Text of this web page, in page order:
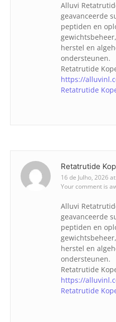
Alluvi
geavanceerde
peptiden en
herstel en
ondersteunen.
Retatrutide
https://
Retatrutide
Retatrutide
16 de Julho, 2026
Your comment is
Alluvi
geavanceerde
peptiden en
herstel en
ondersteunen.
Retatrutide
https://
Retatrutide